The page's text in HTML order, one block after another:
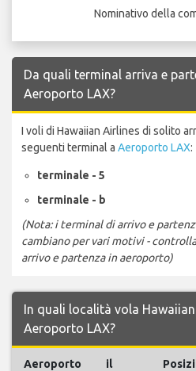
Nominativo della
Da quali terminal arriva e
Aeroporto LAX?
I voli di Hawaiian Airlines di solito
seguenti terminal a Aeroporto LAX:
terminale - 5
terminale - b
(Nota: i terminal di arrivo e
cambiano per vari motivi -
arrivo e partenza in aeroporto)
In quali località vola
Aeroporto LAX?
Aeroporto
il